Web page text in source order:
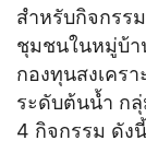
สำหรับกิจกรร
ชุมชนในหมู่บ้า
กองทุนสงเคร
ระดับต้นน้ำ กลุ่
4 กิจกรรม ดังนี้